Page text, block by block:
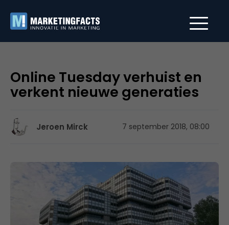
Online Tuesday verhuist en
verkent nieuwe generaties
Jeroen Mirck 7 september 2018, 08:00